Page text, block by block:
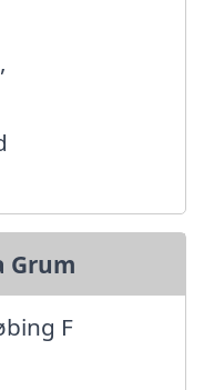
Grum
F